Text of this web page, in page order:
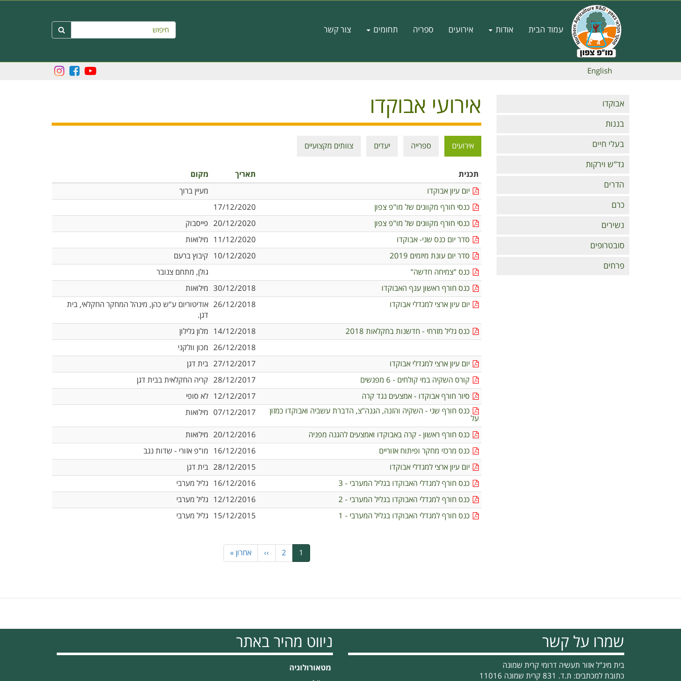
Main
navigation
עמוד הבית אודות אירועים ספריה תחומים צור קשר חיפוש 
English
Branches
אבוקדו
בננות
בעלי חיים
גד"ש וירקות
הדרים
כרם
נשירים
סובטרופים
פרחים
אירועי אבוקדו
תפריט
אבוקדו
אירועים ספרייה יעדים צוותים מקצועיים
תכנית תאריך מקום
יום עיון אבוקדו
מעיין ברוך
כנסי חורף מקוונים של מו"פ צפון
17/12/2020
כנסי חורף מקוונים של מו"פ צפון
20/12/2020
פייסבוק
סדר יום כנס שני- אבוקדו
11/12/2020
מילואות
סדר יום עונת מיזמים 2019
10/12/2020
קיבוץ ברעם
כנס "צמיחה חדשה"
גולן, מתחם צנובר
כנס חורף ראשון ענף האבוקדו
30/12/2018
מילואות
יום עיון ארצי למגדלי אבוקדו
26/12/2018 אודיטוריום ע"ש כהן, מינהל המחקר החקלאי, בית
דגן.
כנס גליל מזרחי - חדשנות בחקלאות 2018
14/12/2018
מלון גלילון
26/12/2018
מכון וולקני
יום עיון ארצי למגדלי אבוקדו
27/12/2017 בית דגן
קורס השקיה במי קולחים - 6 מפגשים
28/12/2017
קריה החקלאית בבית דגן
סיור חורף אבוקדו - אמצעים נגד קרה
12/12/2017
לא סופי
כנס חורף שני - השקיה והזנה, הגנה"צ, הדברת עשביה ואבוקדו כמזון
על
07/12/2017 מילואות
כנס חורף ראשון - קרה באבוקדו ואמצעים להגנה מפניה 20/12/2016
מילואות
כנס מרכזי מחקר ופיתוח אזוריים
16/12/2016
מו"פ אזורי - שדות נגב
יום עיון ארצי למגדלי אבוקדו
28/12/2015 בית דגן
כנס חורף למגדלי האבוקדו בגליל המערבי - 3
16/12/2016
גליל מערבי
כנס חורף למגדלי האבוקדו בגליל המערבי - 2
12/12/2016
גליל מערבי
כנס חורף למגדלי האבוקדו בגליל המערבי - 1
15/12/2015 גליל מערבי
דף
נוכחי
1 דף
2
הדף
הבא
››
הדף
האחרון
אחרון »
שמרו על קשר
בית מיג"ל אזור תעשיה דרומי קרית שמונה
כתובת למכתבים: ת.ד. 831 קרית שמונה 11016
ניווט מהיר באתר
מטאורולוגיה